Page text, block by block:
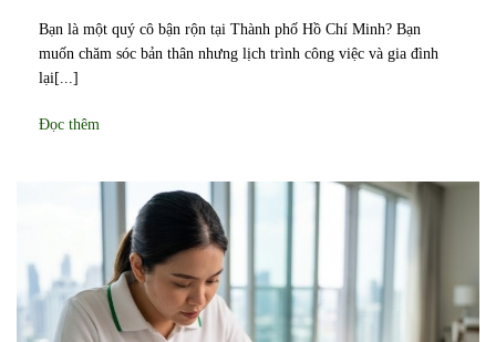
Bạn là một quý cô bận rộn tại Thành phố Hồ Chí Minh? Bạn
muốn chăm sóc bản thân nhưng lịch trình công việc và gia đình
lại[...]
Đọc thêm